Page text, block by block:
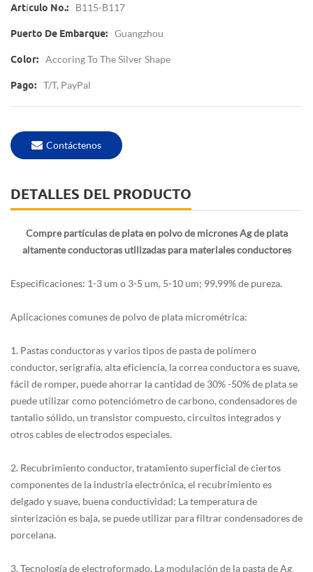
Artículo No.: B115-B117
Puerto De Embarque: Guangzhou
Color: Accoring To The Silver Shape
Pago: T/T, PayPal
Contáctenos
DETALLES DEL PRODUCTO
Compre partículas de plata en polvo de micrones Ag de plata
altamente conductoras utilizadas para materiales conductores
Especificaciones: 1-3 um o 3-5 um, 5-10 um; 99,99% de pureza.
Aplicaciones comunes de polvo de plata micrométrica:
1. Pastas conductoras y varios tipos de pasta de polímero
conductor, serigrafía, alta eficiencia, la correa conductora es suave,
fácil de romper, puede ahorrar la cantidad de 30% -50% de plata se
puede utilizar como potenciómetro de carbono, condensadores de
tantalio sólido, un transistor compuesto, circuitos integrados y
otros cables de electrodos especiales.
2. Recubrimiento conductor, tratamiento superficial de ciertos
componentes de la industria electrónica, el recubrimiento es
delgado y suave, buena conductividad; La temperatura de
sinterización es baja, se puede utilizar para filtrar condensadores de
porcelana.
3. Tecnología de electroformado. La modulación de la pasta de Ag